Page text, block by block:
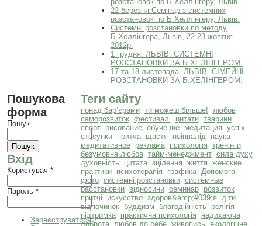
22 березня.Семінар з системних
розстановок по Б.Хеллінгеру, Львів.
Системні розстановки по методу
Б.Хеллінгера, Львів, 22-23 жовтня
2012р.
1 грудня. ЛЬВІВ. СИСТЕМНІ
РОЗСТАНОВКИ ЗА Б.ХЕЛІНГЕРОМ.
17 та 18 листопада. ЛЬВІВ. СІМЕЙНІ
РОЗСТАНОВКИ ЗА Б.ХЕЛІНГЕРОМ.
Пошукова
форма
Пошук
Вхід
Користувач*
Пароль*
Зареєструватися
Теги сайту
понад бар’єрами ти можеш більше! любов
саморозвиток фестивалі цитати тварини
спорт
рисование обучение медитация успіх
стосунки
притча щастя неінвалід
наука
медитативное
реклама психологія тренінги
безумовна любов тайм-менеджмент сила духу
духовність
цитата зцілення життя женские
практики
психотерапія графика Допомога
фото системні розстановки системные
расстановки
відносини семинар
розвиток
притчі
искусство здоров&amp;#039;я діти
відпочинок буддизм благодійність
релігія
підтримка
практична психологія
надихаюча
доброта любов до себе живопись екологічне